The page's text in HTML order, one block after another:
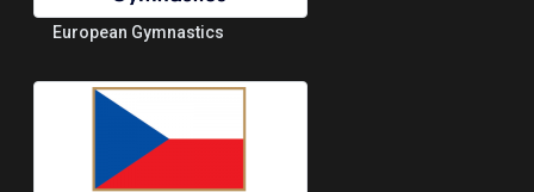
European Gymnastics